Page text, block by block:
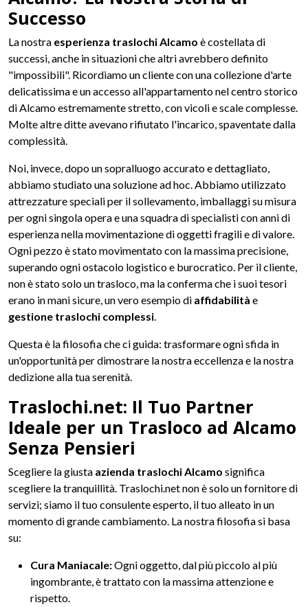
Successo
La nostra esperienza traslochi Alcamo è costellata di
successi, anche in situazioni che altri avrebbero definito
"impossibili". Ricordiamo un cliente con una collezione d'arte
delicatissima e un accesso all'appartamento nel centro storico
di Alcamo estremamente stretto, con vicoli e scale complesse.
Molte altre ditte avevano rifiutato l'incarico, spaventate dalla
complessità.
Noi, invece, dopo un sopralluogo accurato e dettagliato,
abbiamo studiato una soluzione ad hoc. Abbiamo utilizzato
attrezzature speciali per il sollevamento, imballaggi su misura
per ogni singola opera e una squadra di specialisti con anni di
esperienza nella movimentazione di oggetti fragili e di valore.
Ogni pezzo è stato movimentato con la massima precisione,
superando ogni ostacolo logistico e burocratico. Per il cliente,
non è stato solo un trasloco, ma la conferma che i suoi tesori
erano in mani sicure, un vero esempio di affidabilità e
gestione traslochi complessi.
Questa è la filosofia che ci guida: trasformare ogni sfida in
un'opportunità per dimostrare la nostra eccellenza e la nostra
dedizione alla tua serenità.
Traslochi.net: Il Tuo Partner
Ideale per un Trasloco ad Alcamo
Senza Pensieri
Scegliere la giusta azienda traslochi Alcamo significa
scegliere la tranquillità. Traslochi.net non è solo un fornitore di
servizi; siamo il tuo consulente esperto, il tuo alleato in un
momento di grande cambiamento. La nostra filosofia si basa
su:
Cura Maniacale:Ogni oggetto, dal più piccolo al più
ingombrante, è trattato con la massima attenzione e
rispetto.